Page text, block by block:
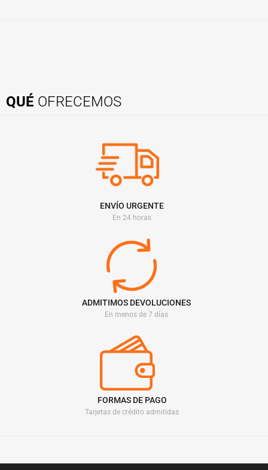
QUÉ OFRECEMOS
ENVÍO URGENTE
En 24 horas
ADMITIMOS DEVOLUCIONES
En menos de 7 días
FORMAS DE PAGO
Tarjetas de crédito admitidas